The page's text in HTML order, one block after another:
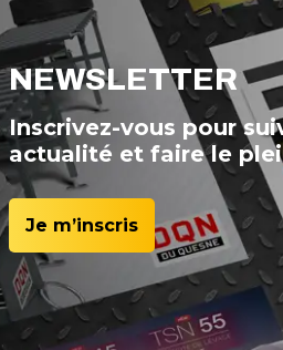
NEWSLETTER
Inscrivez-vous pour
actualité et faire le
Je m’inscris